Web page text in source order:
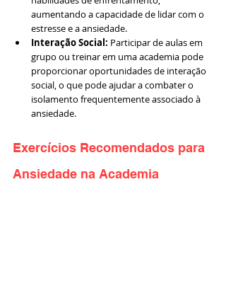
aumentando a capacidade de lidar com o
estresse e a ansiedade.
Interação Social: Participar de aulas em
grupo ou treinar em uma academia pode
proporcionar oportunidades de interação
social, o que pode ajudar a combater o
isolamento frequentemente associado à
ansiedade.
Exercícios Recomendados para
Ansiedade na Academia